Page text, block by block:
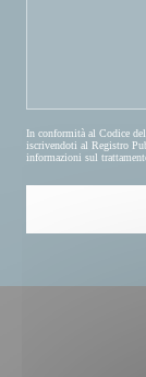
In conformità al Codice
iscrivendoti al Registro
informazioni sul